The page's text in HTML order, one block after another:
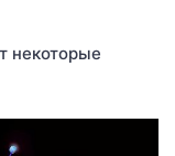
некоторые